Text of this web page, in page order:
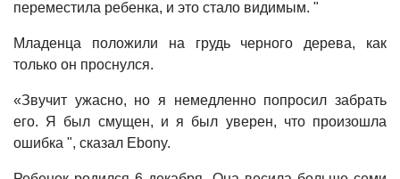
переместила ребенка, и это стало видимым. "
Младенца положили на грудь черного дерева, как
только он проснулся.
«Звучит ужасно, но я немедленно попросил забрать
его. Я был смущен, и я был уверен, что произошла
ошибка ", сказал Ebony.